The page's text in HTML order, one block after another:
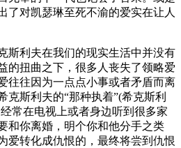
了对凯瑟琳至死不渝的爱实在让人
斯利夫在我们的现实生活中并没有
的扭曲之下，很多人丧失了领略爱
往往因为一点点小事或者矛盾而离
克斯利夫的“那种执着”(希克斯利
常在电视上或者身边听到很多家
和你离婚，明个你和他分手之类
爱转化成仇恨的，最终将尝到仇恨